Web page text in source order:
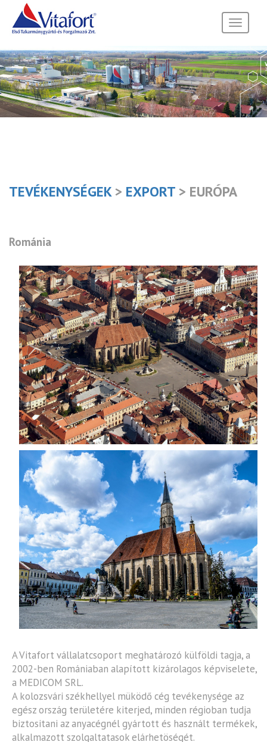
Toggle
TEVÉKENYSÉGEK> EXPORT > EURÓPA
Románia
A Vitafort vállalatcsoport meghatározó külföldi tagja, a
2002-ben Romániaban alapított kizárolagos képviselete,
a MEDICOM SRL.
A kolozsvári székhellyel müködő cég tevékenysége az
egész ország területére kiterjed, minden régioban tudja
biztositani az anyacégnél gyártott és használt termékek,
alkalmazott szolgaltatasok elárhetöségét.